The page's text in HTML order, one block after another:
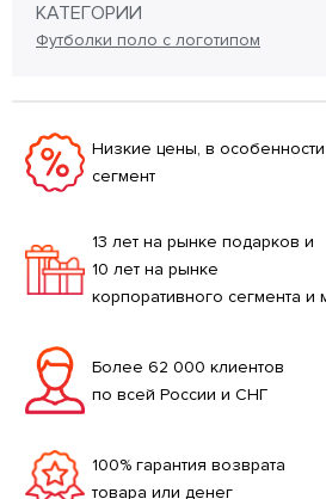
КАТЕГОРИИ
Футболки поло с логотипом
Низкие цены, в
сегмент
13 лет на рынке подарков и
10 лет на рынке
корпоративного сегмента и
Более 62 000 клиентов
по всей России и СНГ
100% гарантия возврата
товара или денег